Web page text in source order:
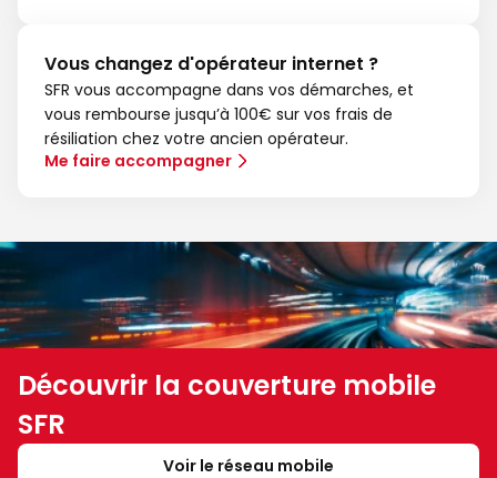
Vous changez d'opérateur internet ?
SFR vous accompagne dans vos démarches, et
vous rembourse jusqu’à 100€ sur vos frais de
résiliation chez votre ancien opérateur.
Me faire accompagner
Découvrir la couverture mobile
SFR
Voir le réseau mobile